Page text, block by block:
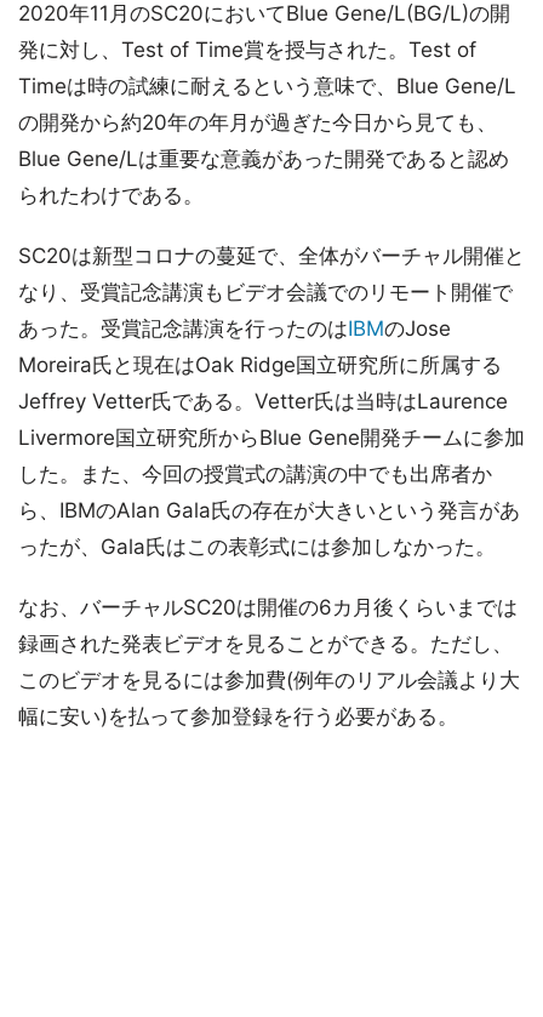
2020年11月のSC20においてBlue Gene/L(BG/L)の開
発に対し、Test of Time賞を授与された。Test of
Timeは時の試練に耐えるという意味で、Blue Gene/L
の開発から約20年の年月が過ぎた今日から見ても、
Blue Gene/Lは重要な意義があった開発であると認め
られたわけである。
SC20は新型コロナの蔓延で、全体がバーチャル開催と
なり、受賞記念講演もビデオ会議でのリモート開催で
あった。受賞記念講演を行ったのはIBMのJose
Moreira氏と現在はOak Ridge国立研究所に所属する
Jeffrey Vetter氏である。Vetter氏は当時はLaurence
Livermore国立研究所からBlue Gene開発チームに参加
した。また、今回の授賞式の講演の中でも出席者か
ら、IBMのAlan Gala氏の存在が大きいという発言があ
ったが、Gala氏はこの表彰式には参加しなかった。
なお、バーチャルSC20は開催の6カ月後くらいまでは
録画された発表ビデオを見ることができる。ただし、
このビデオを見るには参加費(例年のリアル会議より大
幅に安い)を払って参加登録を行う必要がある。